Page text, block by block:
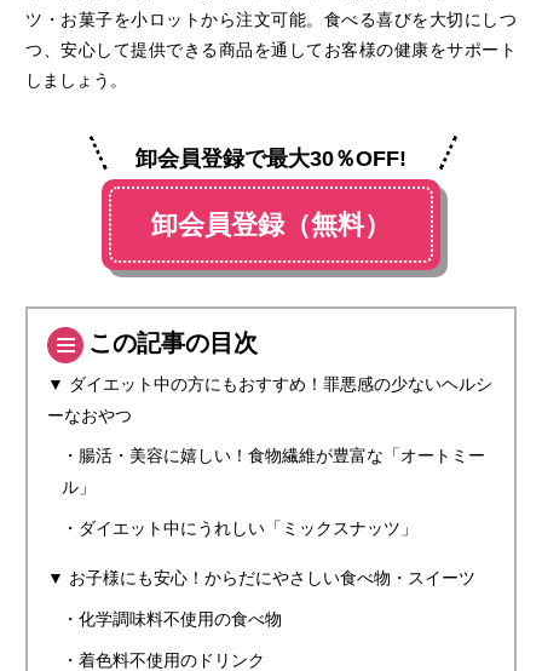
ツ・お菓子を小ロットから注文可能。食べる喜びを大切にしつ
つ、安心して提供できる商品を通してお客様の健康をサポート
しましょう。
卸会員登録で最大30％OFF!
卸会員登録（無料）
この記事の目次
▼ ダイエット中の方にもおすすめ！罪悪感の少ないヘルシ
ーなおやつ
・腸活・美容に嬉しい！食物繊維が豊富な「オートミー
ル」
・ダイエット中にうれしい「ミックスナッツ」
▼ お子様にも安心！からだにやさしい食べ物・スイーツ
・化学調味料不使用の食べ物
・着色料不使用のドリンク